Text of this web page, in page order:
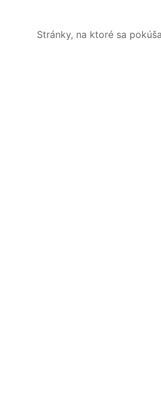
Stránky, na ktoré sa